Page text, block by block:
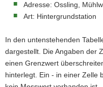
n
d
e
N
n
n
o
m
a
t
i
Adresse: Ossling,
Art: Hintergrundstation
In den untenstehenden
dargestellt. Die Angaben der
einen Grenzwert
hinterlegt. Ein - in einer Zelle